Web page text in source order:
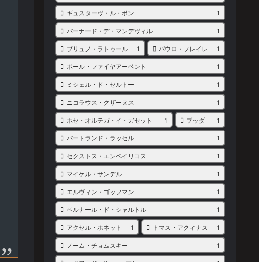
ギュスターヴ・ル・ボン 1
バーナード・デ・マンデヴィル 1
ブリュノ・ラトゥール 1 パウロ・フレイレ 1
ポール・ファイヤアーベント 1
ミシェル・ド・セルトー 1
ニコラウス・クザーヌス 1
ホセ・オルテガ・イ・ガセット 1 ブッダ 1
バートランド・ラッセル 1
セクストス・エンペイリコス 1
マイケル・サンデル 1
エルヴィン・ゴッフマン 1
ベルナール・ド・シャルトル 1
アクセル・ホネット 1 トマス・アクィナス 1
ノーム・チョムスキー 1